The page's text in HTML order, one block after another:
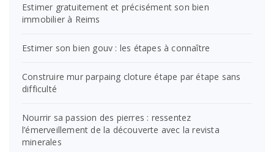
Estimer gratuitement et précisément son bien
immobilier à Reims
Estimer son bien gouv : les étapes à connaître
Construire mur parpaing cloture étape par étape sans
difficulté
Nourrir sa passion des pierres : ressentez
l’émerveillement de la découverte avec la revista
minerales